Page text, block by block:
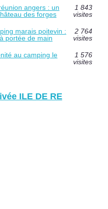
angers : un
des forges
1 843
visites
marais poitevin :
portée de main
2 764
visites
au camping le
1 576
visites
ILE DE RE